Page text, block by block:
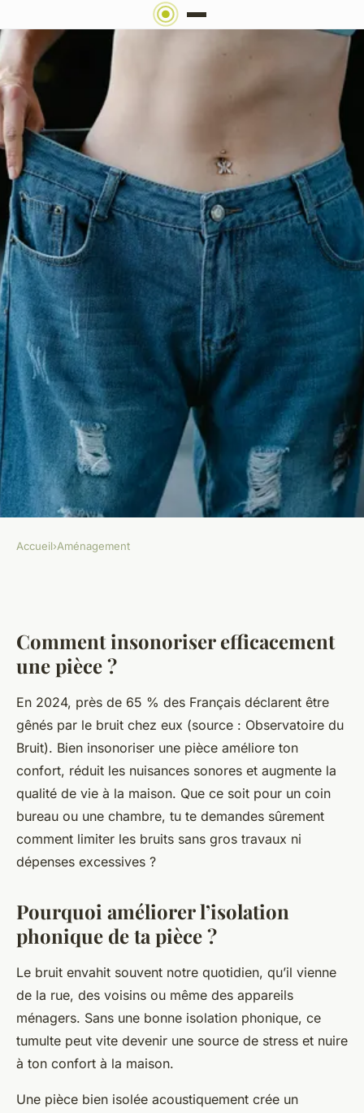
AMÉNAGEMENT
9 janvier 2026
Accueil›Aménagement
Comment insonoriser efficacement
une pièce ?
En 2024, près de 65 % des Français déclarent être
gênés par le bruit chez eux (source : Observatoire du
Bruit). Bien insonoriser une pièce améliore ton
confort, réduit les nuisances sonores et augmente la
qualité de vie à la maison. Que ce soit pour un coin
bureau ou une chambre, tu te demandes sûrement
comment limiter les bruits sans gros travaux ni
dépenses excessives ?
Pourquoi améliorer l’isolation
phonique de ta pièce ?
Le bruit envahit souvent notre quotidien, qu’il vienne
de la rue, des voisins ou même des appareils
ménagers. Sans une bonne isolation phonique, ce
tumulte peut vite devenir une source de stress et nuire
à ton confort à la maison.
Une pièce bien isolée acoustiquement crée un